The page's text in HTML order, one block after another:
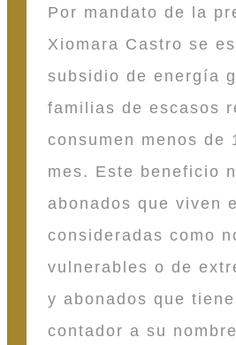
Por mandato de la
Xiomara Castro se
subsidio de energía
familias de escasos
consumen menos de
mes. Este beneficio
abonados que viven
consideradas como
vulnerables o de
y abonados que
contador a su